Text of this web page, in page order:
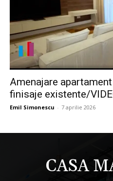
Amenajare
finisaje existente/
Emil Simonescu - 7 aprilie 2026
CASA